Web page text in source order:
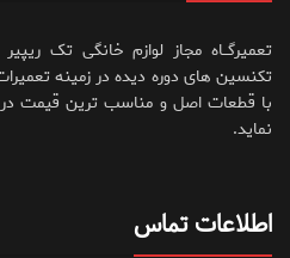
تعمیرگــاه مجاز لوازم خانگی تک
تکنسین های دوره دیده در زمینه
با قطعات اصل و مناسب ترین قیمت در
نماید.
اطلاعات تماس